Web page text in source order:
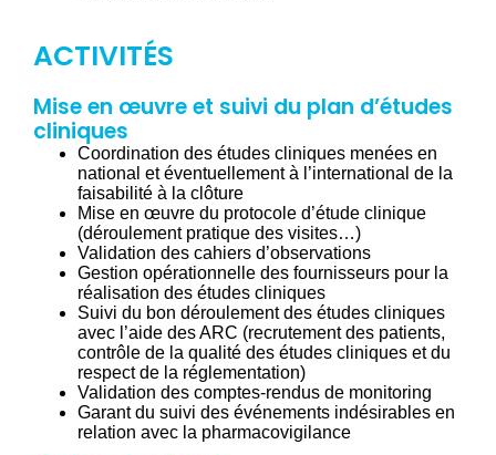
ACTIVITÉS
Mise en œuvre et suivi du plan d’études
cliniques
Coordination des études cliniques menées en
national et éventuellement à l’international de la
faisabilité à la clôture
Mise en œuvre du protocole d’étude clinique
(déroulement pratique des visites…)
Validation des cahiers d’observations
Gestion opérationnelle des fournisseurs pour la
réalisation des études cliniques
Suivi du bon déroulement des études cliniques
avec l’aide des ARC (recrutement des patients,
contrôle de la qualité des études cliniques et du
respect de la réglementation)
Validation des comptes-rendus de monitoring
Garant du suivi des événements indésirables en
relation avec la pharmacovigilance